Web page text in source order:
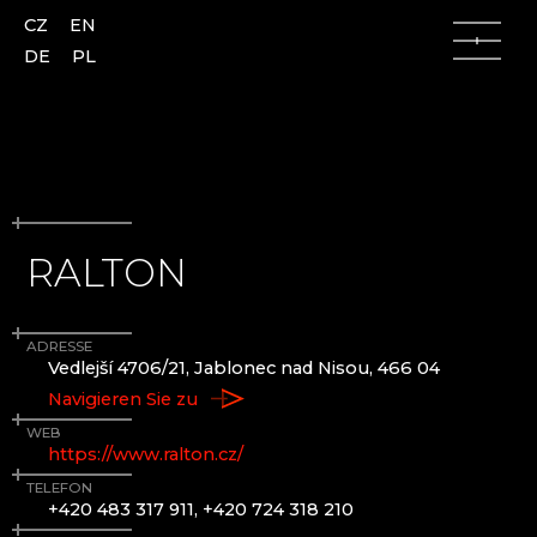
Lausitzer Gebirge
Česká Lípa (Böhmisch Leipa)
Kamenický Šenov (Steinschönau)
Kunratice u Cvikova (Kunnersdorf)
Nový Bor (Haida)
Slunečná
Lindava (Lindenau)
Lausitzer Gebirge
AJETO
ALENA LINTAVA, GLASS AND JEWELLERY
ASTERA
ASTRONOMISCHE UHR AUS GLAS - ČESKÁ
AZ-DESIGN
BARTGLASS
BYSTRO DESIGN
CZ
EN
DE
PL
RALTON
ADRESSE
Vedlejší 4706/21, Jablonec nad Nisou, 466 04
Navigieren Sie zu
WEB
https://www.ralton.cz/
TELEFON
+420 483 317 911, +420 724 318 210